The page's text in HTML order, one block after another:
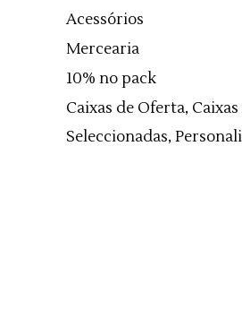
Acessórios
Mercearia
10% no pack
Caixas de Oferta, Caixas
Seleccionadas,